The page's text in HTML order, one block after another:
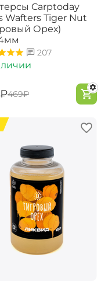
Carptoday
Wafters Tiger Nut
Орех)
207
₽‍469‍₽